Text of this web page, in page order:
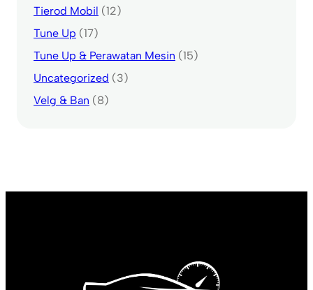
Tierod Mobil (12)
Tune Up (17)
Tune Up & Perawatan Mesin (15)
Uncategorized (3)
Velg & Ban (8)